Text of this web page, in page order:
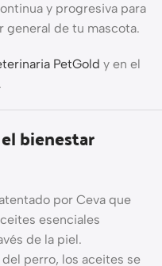
y progresiva para
general de tu mascota.
PetGold y en el
.
bienestar
por Ceva que
esenciales
de la piel.
perro, los aceites se